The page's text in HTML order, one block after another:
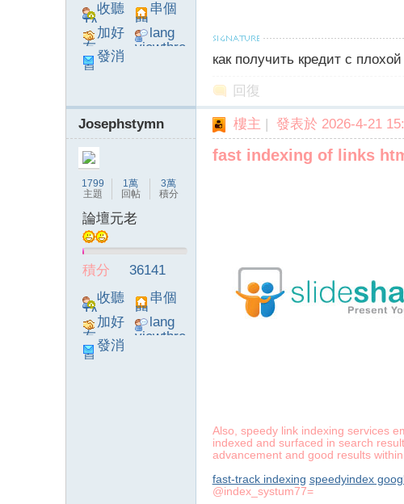
收聽
TA
串個
門
加好
友
lang
viewthre
發消
息
как получить кредит с
回復
Josephstymn
1799
主題
1萬
回帖
3萬
積分
論壇元老
積分
36141
收聽
TA
串個
門
加好
友
lang
viewthre
發消
息
樓主 | 發表於 2026-4-21
fast indexing of links
Also, speedy link indexing services
indexed and surfaced in search
advancement and good results
fast-track indexing speedyindex
@index_systum77=